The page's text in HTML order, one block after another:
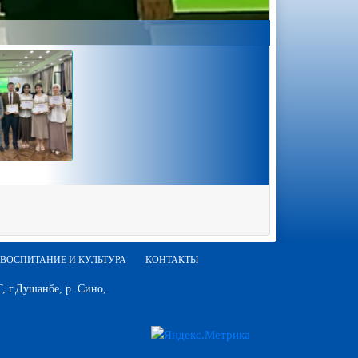
ВОСПИТАНИЕ И КУЛЬТУРА КОНТАКТЫ
г.Душанбе, р. Сино,